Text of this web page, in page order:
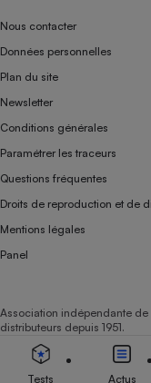
Nous contacter
Données personnelles
Plan du site
Newsletter
Conditions générales
Paramétrer les traceurs
Questions fréquentes
Droits de reproduction et de
Mentions légales
Panel
Association indépendante de
distributeurs depuis 1951.
Tests Actus